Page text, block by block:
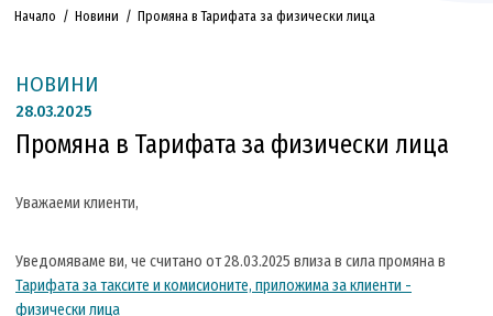
Начало Новини Промяна в Тарифата за физически лица
НОВИНИ
28.03.2025
Промяна в Тарифата за физически лица
Уважаеми клиенти,
Уведомяваме ви, че считано от 28.03.2025 влиза в сила промяна в
Тарифата за таксите и комисионите, приложима за клиенти -
физически лица